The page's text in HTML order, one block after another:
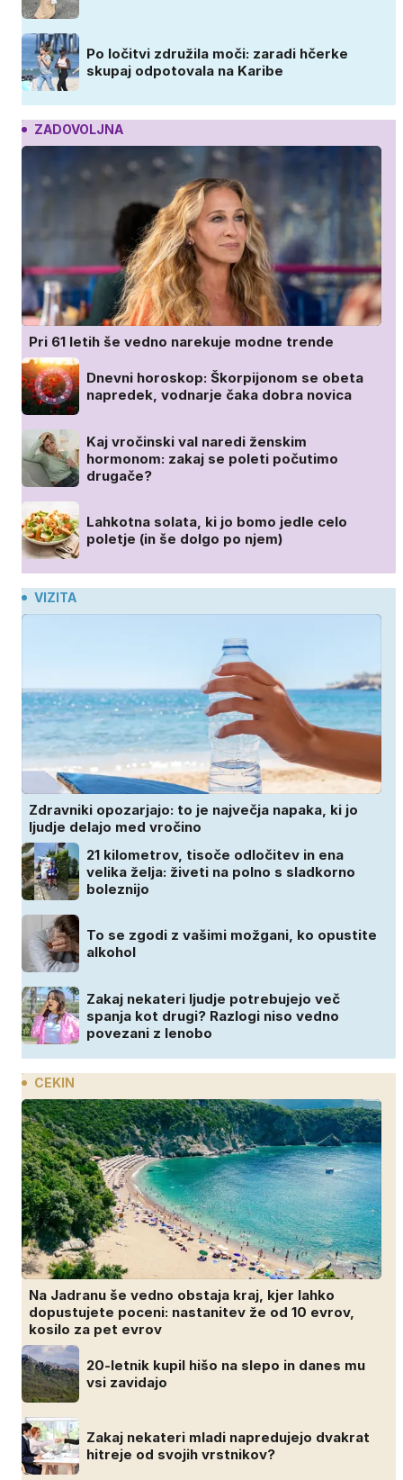
Po ločitvi združila moči: zaradi hčerke
skupaj odpotovala na Karibe
ZADOVOLJNA
Pri 61 letih še vedno narekuje modne trende
Dnevni horoskop: Škorpijonom se obeta
napredek, vodnarje čaka dobra novica
Kaj vročinski val naredi ženskim
hormonom: zakaj se poleti počutimo
drugače?
Lahkotna solata, ki jo bomo jedle celo
poletje (in še dolgo po njem)
VIZITA
Zdravniki opozarjajo: to je največja napaka, ki jo
ljudje delajo med vročino
21 kilometrov, tisoče odločitev in ena
velika želja: živeti na polno s sladkorno
boleznijo
To se zgodi z vašimi možgani, ko opustite
alkohol
Zakaj nekateri ljudje potrebujejo več
spanja kot drugi? Razlogi niso vedno
povezani z lenobo
CEKIN
Na Jadranu še vedno obstaja kraj, kjer lahko
dopustujete poceni: nastanitev že od 10 evrov,
kosilo za pet evrov
20-letnik kupil hišo na slepo in danes mu
vsi zavidajo
Zakaj nekateri mladi napredujejo dvakrat
hitreje od svojih vrstnikov?